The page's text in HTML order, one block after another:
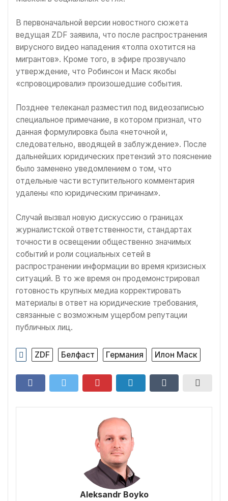
В первоначальной версии новостного сюжета
ведущая ZDF заявила, что после распространения
вирусного видео нападения «толпа охотится на
мигрантов». Кроме того, в эфире прозвучало
утверждение, что Робинсон и Маск якобы
«спровоцировали» произошедшие события.
Позднее телеканал разместил под видеозаписью
специальное примечание, в котором признал, что
данная формулировка была «неточной и,
следовательно, вводящей в заблуждение». После
дальнейших юридических претензий это пояснение
было заменено уведомлением о том, что
отдельные части вступительного комментария
удалены «по юридическим причинам».
Случай вызвал новую дискуссию о границах
журналистской ответственности, стандартах
точности в освещении общественно значимых
событий и роли социальных сетей в
распространении информации во время кризисных
ситуаций. В то же время он продемонстрировал
готовность крупных медиа корректировать
материалы в ответ на юридические требования,
связанные с возможным ущербом репутации
публичных лиц.
ZDF Белфаст Германия Илон Маск
Aleksandr Boyko